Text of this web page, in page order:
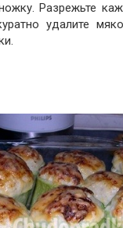
Разрежьте
удалите